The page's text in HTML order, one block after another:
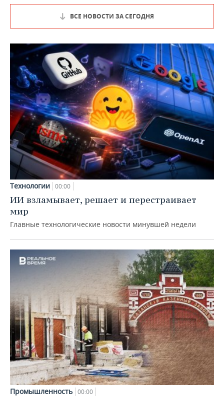
ВСЕ НОВОСТИ ЗА СЕГОДНЯ
Технологии 00:00
ИИ взламывает, решает и перестраивает
мир
Главные технологические новости минувшей недели
Промышленность 00:00